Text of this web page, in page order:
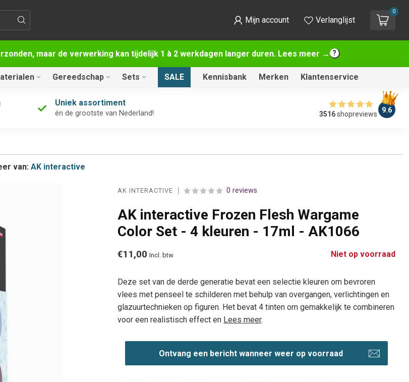
maar de verwerking kan tijdelijk 1 à 2 werkdagen langer duren. Lees meer →
Mijn account Verlanglijst
0
Gereedschap Sets SALE Kennisbank Merken Klantenservice
Uniek assortiment
én de grootste van Nederland! 3516shopreviews 9.6
van: AK interactive
AK INTERACTIVE 0 reviews
AK interactive Frozen Flesh Wargame
Color Set - 4 kleuren - 17ml - AK1066
€11,00 Incl. btw Niet op voorraad
Deze set van de derde generatie bevat een selectie kleuren om bevroren
vlees met penseel te schilderen met behulp van overgangen, verlichtingen en
glazuurtechnieken op figuren. Het bevat 4 tinten om gemakkelijk te combineren
voor een realistisch effect en Lees meer.
Ontvang een bericht wanneer weer op voorraad